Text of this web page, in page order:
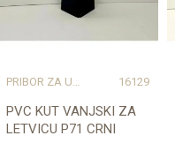
PRIBOR ZA UGRADNJU PODOVA – SVE NA JEDNOM MJESTU 16129
PVC KUT VANJSKI ZA
LETVICU P71 CRNI